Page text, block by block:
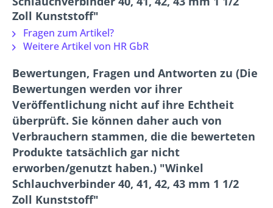
Zoll Kunststoff"
Fragen zum Artikel?
Weitere Artikel von HR GbR
Bewertungen, Fragen und Antworten zu (Die
Bewertungen werden vor ihrer
Veröffentlichung nicht auf ihre Echtheit
überprüft. Sie können daher auch von
Verbrauchern stammen, die die bewerteten
Produkte tatsächlich gar nicht
erworben/genutzt haben.) "Winkel
Schlauchverbinder 40, 41, 42, 43 mm 1 1/2
Zoll Kunststoff"